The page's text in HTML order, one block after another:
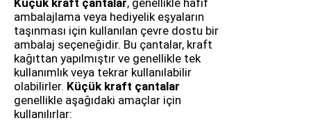
Küçük kraft çantalar, genellikle hafif
ambalajlama veya hediyelik eşyaların
taşınması için kullanılan çevre dostu bir
ambalaj seçeneğidir. Bu çantalar, kraft
kağıttan yapılmıştır ve genellikle tek
kullanımlık veya tekrar kullanılabilir
olabilirler. Küçük kraft çantalar
genellikle aşağıdaki amaçlar için
kullanılırlar: